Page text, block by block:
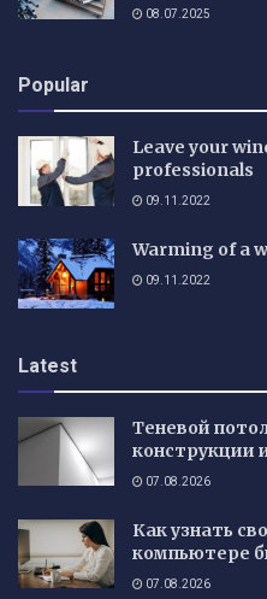
08.07.2025
Popular
Leave your
professionals
09.11.2022
Warming of a
09.11.2022
Latest
Теневой
конструкции
07.08.2026
Как узнать
компьютере
07.08.2026